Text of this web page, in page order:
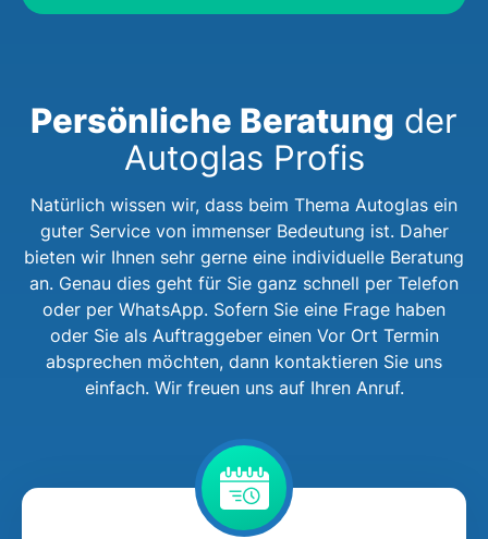
Persönliche Beratung der
Autoglas Profis
Natürlich wissen wir, dass beim Thema Autoglas ein
guter Service von immenser Bedeutung ist. Daher
bieten wir Ihnen sehr gerne eine individuelle Beratung
an. Genau dies geht für Sie ganz schnell per Telefon
oder per WhatsApp. Sofern Sie eine Frage haben
oder Sie als Auftraggeber einen Vor Ort Termin
absprechen möchten, dann kontaktieren Sie uns
einfach. Wir freuen uns auf Ihren Anruf.